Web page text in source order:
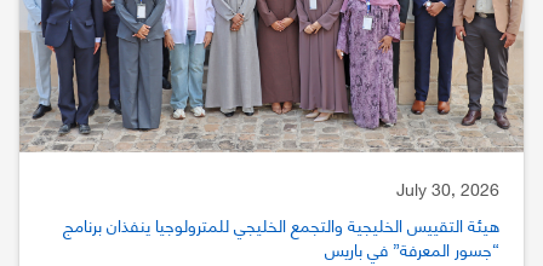
July 30, 2026
هيئة التقييس الخليجية والتجمع الخليجي للمترولوجيا ينفذان برنامج
“جسور المعرفة” في باريس